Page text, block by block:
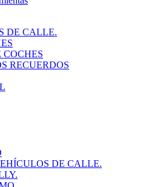
DE CALLE.
COCHES
RECUERDOS
DE CALLE.